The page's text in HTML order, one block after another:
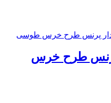
طرح خرس